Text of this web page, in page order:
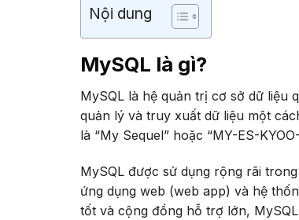
Nội dung
MySQL là gì?
MySQL là hệ quản trị cơ sở dữ liệu
quản lý và truy xuất dữ liệu một
là “My Sequel” hoặc “MY-ES-KYOO-
MySQL được sử dụng rộng rãi
ứng dụng web (web app) và hệ
tốt và cộng đồng hỗ trợ lớn,